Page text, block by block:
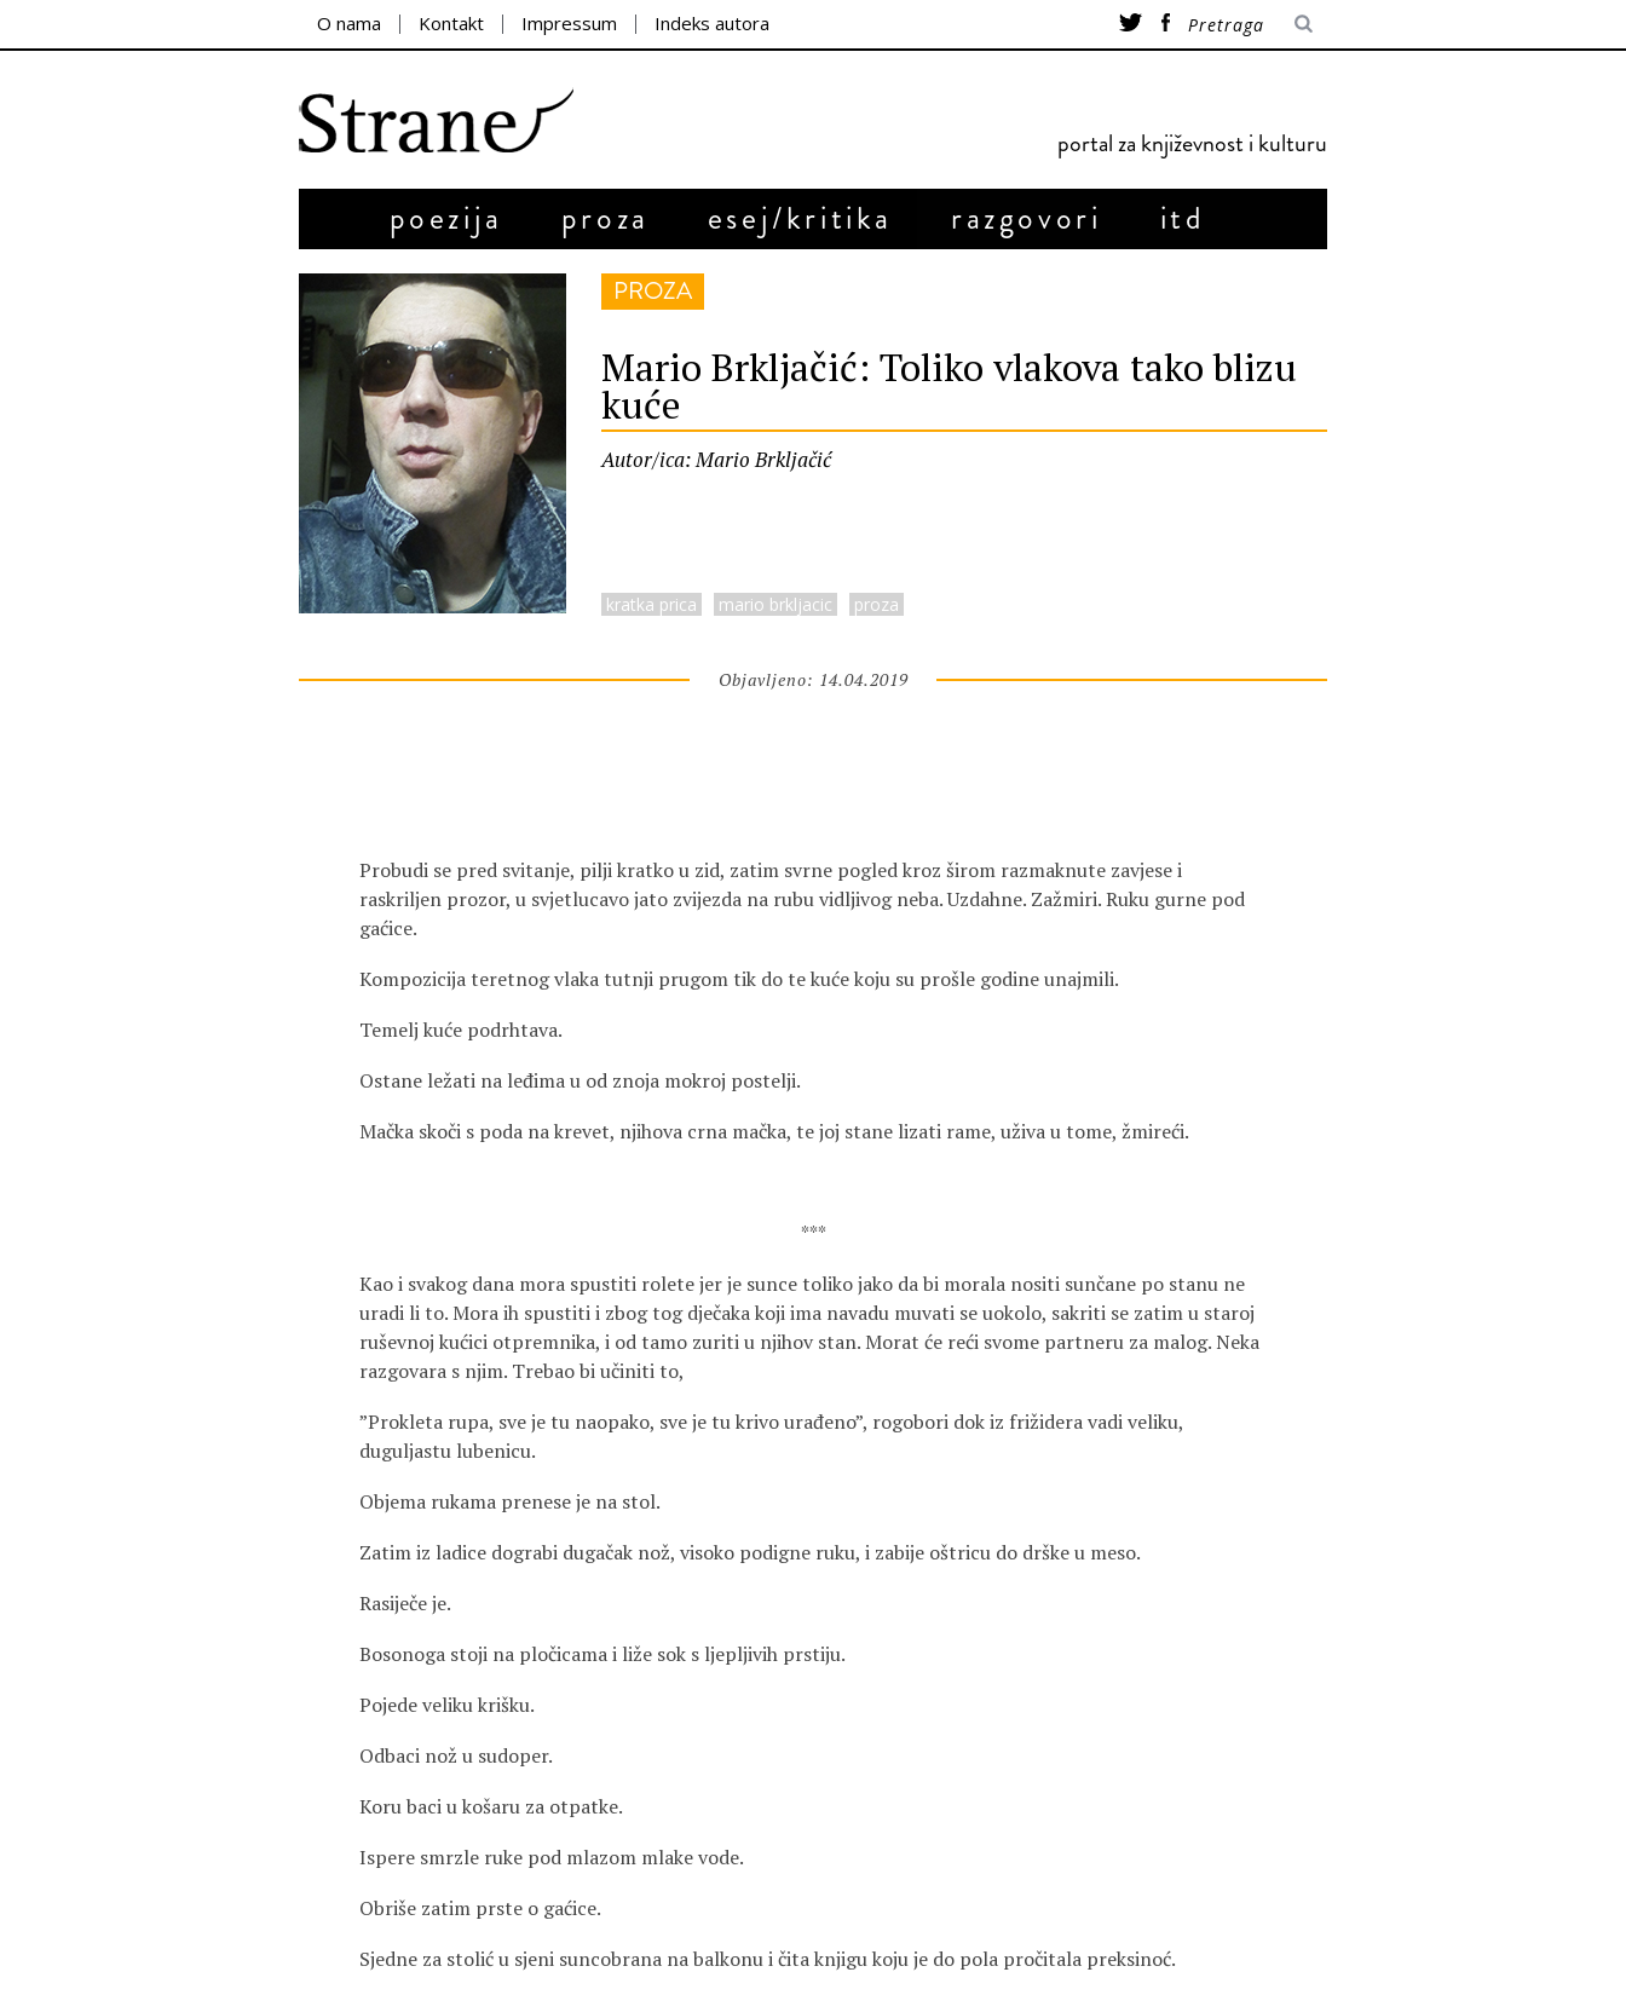
O nama Kontakt Impressum Indeks autora
portal za književnost i kulturu
poezija proza esej/kritika razgovori itd
PROZA
Mario Brkljačić: Toliko vlakova tako blizu
kuće
Autor/ica: Mario Brkljačić
kratka prica mario brkljacic proza
Objavljeno: 14.04.2019
Probudi se pred svitanje, pilji kratko u zid, zatim svrne pogled kroz širom razmaknute zavjese i
raskriljen prozor, u svjetlucavo jato zvijezda na rubu vidljivog neba. Uzdahne. Zažmiri. Ruku gurne pod
gaćice.
Kompozicija teretnog vlaka tutnji prugom tik do te kuće koju su prošle godine unajmili.
Temelj kuće podrhtava.
Ostane ležati na leđima u od znoja mokroj postelji.
Mačka skoči s poda na krevet, njihova crna mačka, te joj stane lizati rame, uživa u tome, žmireći.
***
Kao i svakog dana mora spustiti rolete jer je sunce toliko jako da bi morala nositi sunčane po stanu ne
uradi li to. Mora ih spustiti i zbog tog dječaka koji ima navadu muvati se uokolo, sakriti se zatim u staroj
ruševnoj kućici otpremnika, i od tamo zuriti u njihov stan. Morat će reći svome partneru za malog. Neka
razgovara s njim. Trebao bi učiniti to,
”Prokleta rupa, sve je tu naopako, sve je tu krivo urađeno”, rogobori dok iz frižidera vadi veliku,
duguljastu lubenicu.
Objema rukama prenese je na stol.
Zatim iz ladice dograbi dugačak nož, visoko podigne ruku, i zabije oštricu do drške u meso.
Rasiječe je.
Bosonoga stoji na pločicama i liže sok s ljepljivih prstiju.
Pojede veliku krišku.
Odbaci nož u sudoper.
Koru baci u košaru za otpatke.
Ispere smrzle ruke pod mlazom mlake vode.
Obriše zatim prste o gaćice.
Sjedne za stolić u sjeni suncobrana na balkonu i čita knjigu koju je do pola pročitala preksinoć.